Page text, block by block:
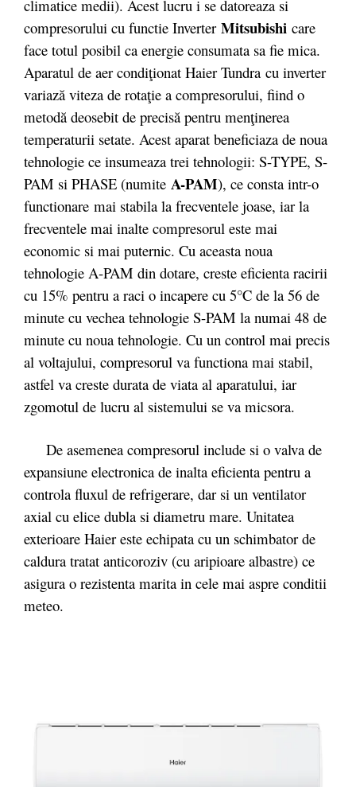
climatice medii). Acest lucru i se datoreaza si
compresorului cu functie Inverter Mitsubishi care
face totul posibil ca energie consumata sa fie mica.
Aparatul de aer condiţionat Haier Tundra cu inverter
variază viteza de rotaţie a compresorului, fiind o
metodă deosebit de precisă pentru menţinerea
temperaturii setate. Acest aparat beneficiaza de noua
tehnologie ce insumeaza trei tehnologii: S-TYPE, S-
PAM si PHASE (numite A-PAM), ce consta intr-o
functionare mai stabila la frecventele joase, iar la
frecventele mai inalte compresorul este mai
economic si mai puternic. Cu aceasta noua
tehnologie A-PAM din dotare, creste eficienta racirii
cu 15% pentru a raci o incapere cu 5°C de la 56 de
minute cu vechea tehnologie S-PAM la numai 48 de
minute cu noua tehnologie. Cu un control mai precis
al voltajului, compresorul va functiona mai stabil,
astfel va creste durata de viata al aparatului, iar
zgomotul de lucru al sistemului se va micsora.
De asemenea compresorul include si o valva de
expansiune electronica de inalta eficienta pentru a
controla fluxul de refrigerare, dar si un ventilator
axial cu elice dubla si diametru mare. Unitatea
exterioare Haier este echipata cu un schimbator de
caldura tratat anticoroziv (cu aripioare albastre) ce
asigura o rezistenta marita in cele mai aspre conditii
meteo.